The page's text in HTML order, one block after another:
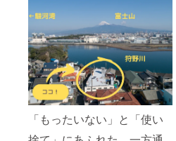
「もったいない」と「使い